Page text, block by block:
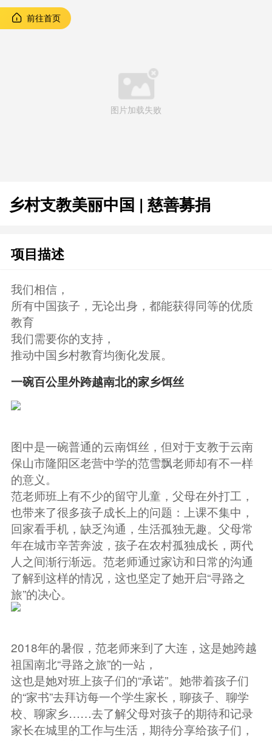
图片加载失败
乡村支教美丽中国 | 慈善募捐
项目描述
我们相信，
所有中国孩子，无论出身，都能获得同等的优质
教育
我们需要你的支持，
推动中国乡村教育均衡化发展。
一碗百公里外跨越南北的家乡饵丝
图中是一碗普通的云南饵丝，但对于支教于云南
保山市隆阳区老营中学的范雪飘老师却有不一样
的意义。
范老师班上有不少的留守儿童，父母在外打工，
也带来了很多孩子成长上的问题：上课不集中，
回家看手机，缺乏沟通，生活孤独无趣。父母常
年在城市辛苦奔波，孩子在农村孤独成长，两代
人之间渐行渐远。范老师通过家访和日常的沟通
了解到这样的情况，这也坚定了她开启“寻路之
旅”的决心。
2018年的暑假，范老师来到了大连，这是她跨越
祖国南北“寻路之旅”的一站，
这也是她对班上孩子们的“承诺”。她带着孩子们
的“家书”去拜访每一个学生家长，聊孩子、聊学
校、聊家乡……去了解父母对孩子的期待和记录
家长在城里的工作与生活，期待分享给孩子们，
前往首页